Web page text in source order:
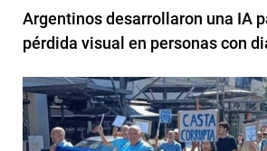
Argentinos desarrollaron una IA
pérdida visual en personas con